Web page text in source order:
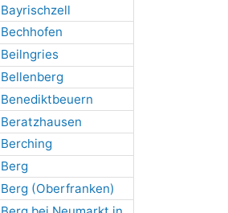
Bayrischzell
Bechhofen
Beilngries
Bellenberg
Benediktbeuern
Beratzhausen
Berching
Berg
Berg (Oberfranken)